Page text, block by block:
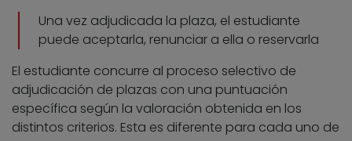
Una vez adjudicada la plaza, el estudiante
puede aceptarla, renunciar a ella o reservarla
El estudiante concurre al proceso selectivo de
adjudicación de plazas con una puntuación
específica según la valoración obtenida en los
distintos criterios. Esta es diferente para cada uno de